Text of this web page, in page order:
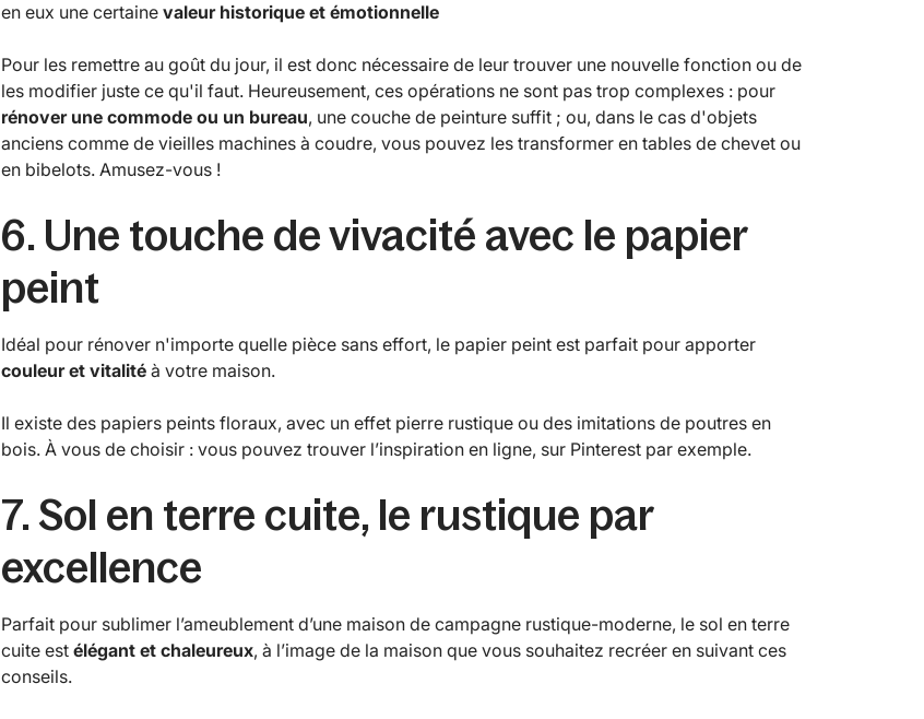
en eux une certaine valeur historique et émotionnelle
Pour les remettre au goût du jour, il est donc nécessaire de leur trouver une nouvelle fonction ou de
les modifier juste ce qu'il faut. Heureusement, ces opérations ne sont pas trop complexes : pour
rénover une commode ou un bureau, une couche de peinture suffit ; ou, dans le cas d'objets
anciens comme de vieilles machines à coudre, vous pouvez les transformer en tables de chevet ou
en bibelots. Amusez-vous !
6. Une touche de vivacité avec le papier
peint
Idéal pour rénover n'importe quelle pièce sans effort, le papier peint est parfait pour apporter
couleur et vitalitéà votre maison.
Il existe des papiers peints floraux, avec un effet pierre rustique ou des imitations de poutres en
bois. À vous de choisir : vous pouvez trouver l’inspiration en ligne, sur Pinterest par exemple.
7. Sol en terre cuite, le rustique par
excellence
Parfait pour sublimer l’ameublement d’une maison de campagne rustique-moderne, le sol en terre
cuite est élégant et chaleureux, à l’image de la maison que vous souhaitez recréer en suivant ces
conseils.